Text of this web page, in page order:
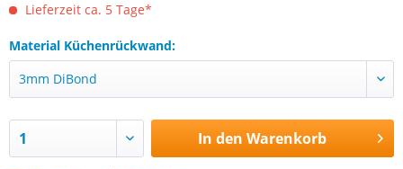
Lieferzeit ca. 5 Tage*
Material Küchenrückwand:
In den Warenkorb